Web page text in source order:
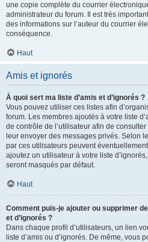
une copie complète du courrier
administrateur du forum. Il est très
des informations sur l’auteur du courrier
conséquence.
Haut
Amis et ignorés
À quoi sert ma liste d’amis et d’ignorés ?
Vous pouvez utiliser ces listes afin
forum. Les membres ajoutés à votre liste
de contrôle de l’utilisateur afin de
leur envoyer des messages privés. Selon
par ces utilisateurs peuvent
ajoutez un utilisateur à votre liste
seront masqués par défaut.
Haut
Comment puis-je ajouter ou supprimer
et d’ignorés ?
Dans chaque profil d’utilisateurs, un lien
liste d’amis ou d’ignorés. De même, vous